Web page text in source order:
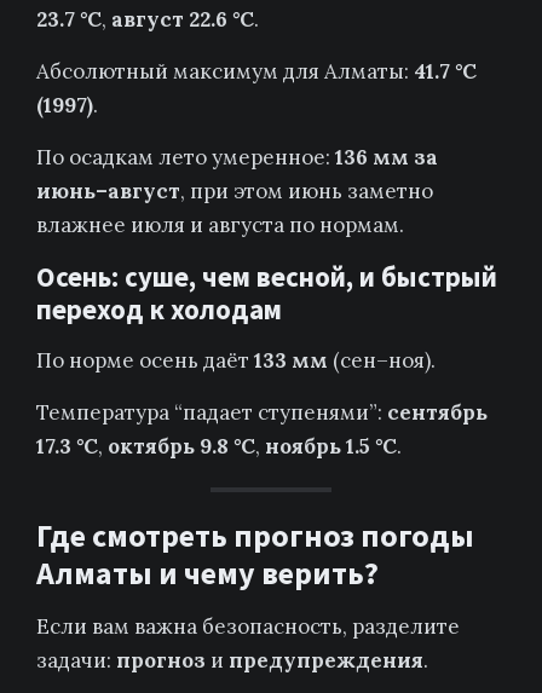
23.7 °C, август 22.6 °C.
Абсолютный максимум для Алматы: 41.7 °C
(1997).
По осадкам лето умеренное: 136 мм за
июнь–август, при этом июнь заметно
влажнее июля и августа по нормам.
Осень: суше, чем весной, и быстрый
переход к холодам
По норме осень даёт 133 мм (сен–ноя).
Температура “падает ступенями”: сентябрь
17.3 °C, октябрь 9.8 °C, ноябрь 1.5 °C.
Где смотреть прогноз погоды
Алматы и чему верить?
Если вам важна безопасность, разделите
задачи: прогноз и предупреждения.